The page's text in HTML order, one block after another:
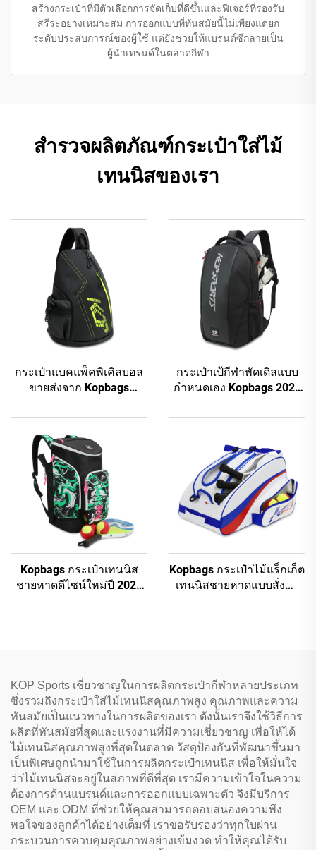
สร้างกระเป๋าที่มีตัวเลือกการจัดเก็บที่ดีขึ้นและฟีเจอร์ที่รองรับ
สรีระอย่างเหมาะสม การออกแบบที่ทันสมัยนี้ไม่เพียงแต่ยก
ระดับประสบการณ์ของผู้ใช้ แต่ยังช่วยให้แบรนด์ซีกลายเป็น
ผู้นำเทรนด์ในตลาดกีฬา
สำรวจผลิตภัณฑ์กระเป๋าใส่ไม้
เทนนิสของเรา
กระเป๋าแบคแพ็คพิเคิลบอล
ขายส่งจาก Kopbags
กระเป๋าเทนนิส แบคแพ็ค
เทนนิส พายพิเคิลบอลกลับ
ด้านได้
กระเป๋าเป้กีฬาพัดเดิลแบบ
กำหนดเอง Kopbags 2024
ใส่ไม้เทนนิสพัดเดิล
Kopbags กระเป๋าเทนนิส
ชายหาดดีไซน์ใหม่ปี 2024
Kopbags กระเป๋าไม้แร็กเก็ต
เทนนิสชายหาดแบบสั่งทำ
KOP Sports เชี่ยวชาญในการผลิตกระเป๋ากีฬาหลายประเภท
ซึ่งรวมถึงกระเป๋าใส่ไม้เทนนิสคุณภาพสูง คุณภาพและความ
ทันสมัยเป็นแนวทางในการผลิตของเรา ดังนั้นเราจึงใช้วิธีการ
ผลิตที่ทันสมัยที่สุดและแรงงานที่มีความเชี่ยวชาญ เพื่อให้ได้
ไม้เทนนิสคุณภาพสูงที่สุดในตลาด วัสดุป้องกันที่พัฒนาขึ้นมา
เป็นพิเศษถูกนำมาใช้ในการผลิตกระเป๋าเทนนิส เพื่อให้มั่นใจ
ว่าไม้เทนนิสจะอยู่ในสภาพที่ดีที่สุด เรามีความเข้าใจในความ
ต้องการด้านแบรนด์และการออกแบบเฉพาะตัว จึงมีบริการ
OEM และ ODM ที่ช่วยให้คุณสามารถตอบสนองความพึง
พอใจของลูกค้าได้อย่างเต็มที่ เราขอรับรองว่าทุกใบผ่าน
กระบวนการควบคุมคุณภาพอย่างเข้มงวด ทำให้คุณได้รับ